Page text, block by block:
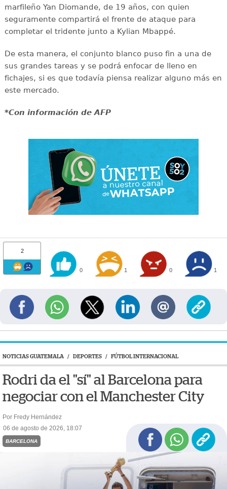
marfileño Yan Diomande, de 19 años, con quien
seguramente compartirá el frente de ataque para
completar el tridente junto a Kylian Mbappé.
De esta manera, el conjunto blanco puso fin a una de
sus grandes tareas y se podrá enfocar de lleno en
fichajes, si es que todavía piensa realizar alguno más en
este mercado.
*Con información de AFP
2
0 1 0 1
NOTICIAS GUATEMALA / DEPORTES / FÚTBOL INTERNACIONAL
Rodri da el "sí" al Barcelona para
negociar con el Manchester City
Por Fredy Hernández
06 de agosto de 2026, 18:07
BARCELONA